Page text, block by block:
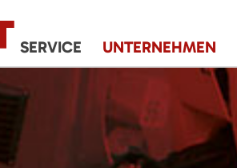
SERVICE UNTERNEHMEN